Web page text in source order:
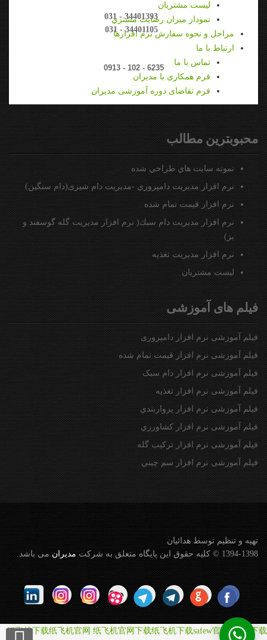
ليست مشتريان
نمودار ميزان رضايت مشتري
مراحل و نحوه سفارش نرم افزارها
ارتباط با ما
تماس با ما
فرم همکاری با مدیران
فرم تقاضای دوره آموزشی مدیران
031 - 34401393
031 - 34401105
0913 - 102 - 6235
محبوبترين مطالب
نمونه سايت هاي طراحي شده
نرم افزار مديريت دامپروري -مدیریت دام شیری(دام سنگین)
نرم افزار قيمت تمام شده
نرم افزار مدیریت دام سبك( نرم افزار مدیریت گله گوسفند و
بز)
نرم افزار مديريت تغذيه
ليست مشتريان
فیلم های آموزشی
فیلم آموزشی نرم افزار دامپروری
فیلم آموزشی نرم افزار قیمت تمام شده
فیلم آموزشی نرم افزار دام سبک
فیلم آموزشی نرم افزار تغذیه
فیلم آموزشی نرم افزار پرواربندي
فیلم آموزشی نرم افزار كشاورزي
فیلم آموزشی نرم افزار تركيب گله
فیلم آموزشی نرم افزار سم چيني
تهيه و تنظيم توسط هدائيان
1394-1398 © کلیه حقوق این پایگاه متعلق به شرکت
مديران می باشد.
纸飞机下载纸飞机官网 纸飞机官网下载纸飞机下载safew官网 safew下载